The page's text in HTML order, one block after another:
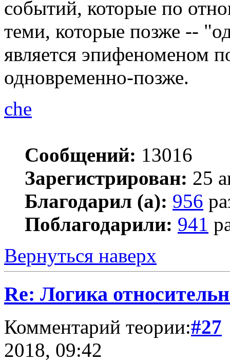
событий, которые по
теми, которые позже --
является эпифеноменом
одновременно-позже.
che
Сообщений: 13016
Зарегистрирован: 25
Благодарил (а): 956
Поблагодарили: 941
Вернуться наверх
Re: Логика
Комментарий теории:#27
2018, 09:42